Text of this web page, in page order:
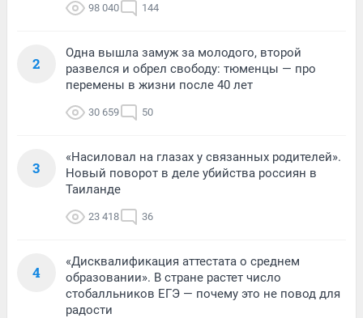
98 040 144
2
Одна вышла замуж за молодого, второй
развелся и обрел свободу: тюменцы — про
перемены в жизни после 40 лет
30 659 50
3
«Насиловал на глазах у связанных родителей».
Новый поворот в деле убийства россиян в
Таиланде
23 418 36
4
«Дисквалификация аттестата о среднем
образовании». В стране растет число
стобалльников ЕГЭ — почему это не повод для
радости